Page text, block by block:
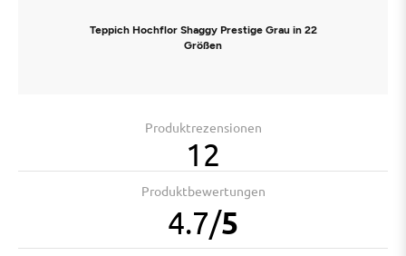
Teppich Hochflor Shaggy Prestige Grau in 22
Größen
Produktrezensionen
12
Produktbewertungen
4.7/5